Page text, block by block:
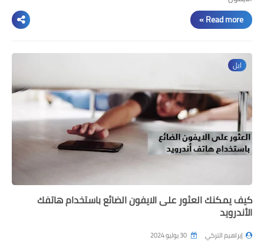
Read more »
ابل
كيف يمكنك العثور على الايفون الضائع باستخدام هاتفك
الأندرويد
إبراهيم التركي